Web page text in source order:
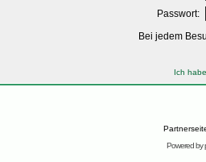
Passwort:
Bei jedem
Ich
Powered by